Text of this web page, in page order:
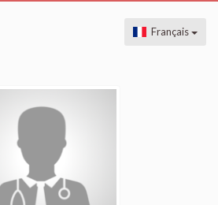
Français